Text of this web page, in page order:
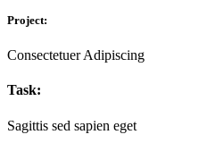
Project:
Consectetuer Adipiscing
Task:
Sagittis sed sapien eget